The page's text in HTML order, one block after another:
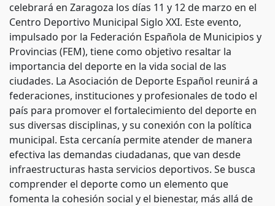
celebrará en Zaragoza los días 11 y 12 de marzo en el
Centro Deportivo Municipal Siglo XXI. Este evento,
impulsado por la Federación Española de Municipios y
Provincias (FEM), tiene como objetivo resaltar la
importancia del deporte en la vida social de las
ciudades. La Asociación de Deporte Español reunirá a
federaciones, instituciones y profesionales de todo el
país para promover el fortalecimiento del deporte en
sus diversas disciplinas, y su conexión con la política
municipal. Esta cercanía permite atender de manera
efectiva las demandas ciudadanas, que van desde
infraestructuras hasta servicios deportivos. Se busca
comprender el deporte como un elemento que
fomenta la cohesión social y el bienestar, más allá de